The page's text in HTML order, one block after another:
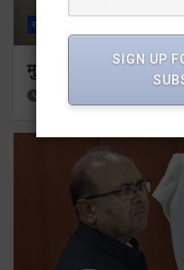
राज्य
मुख्यमंत्री से महानिदेशक
SIGN UP